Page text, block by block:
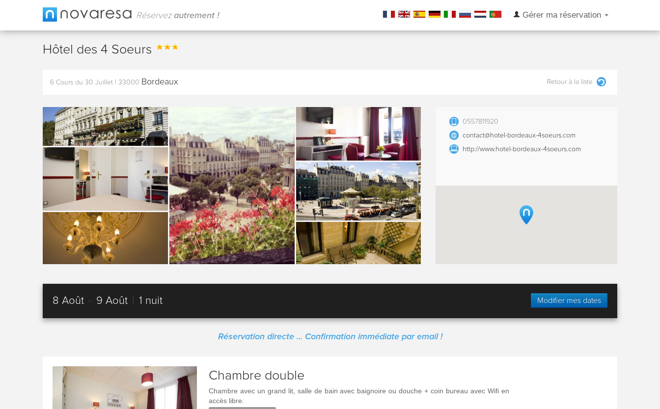
Réservezautrement ! Gérer ma réservation
Hôtel des 4 Soeurs
6 Cours du 30 Juillet 33000 Bordeaux Retour à la liste
0557811920
contact@hotel-bordeaux-4soeurs.com
http://www.hotel-bordeaux-4soeurs.com
8 Août - 9 Août 1 nuit Modifier mes dates
Réservation directe ... Confirmation immédiate par email !
Chambre double
Chambre avec un grand lit, salle de bain avec baignoire ou douche + coin bureau avec Wifi en
accès libre.